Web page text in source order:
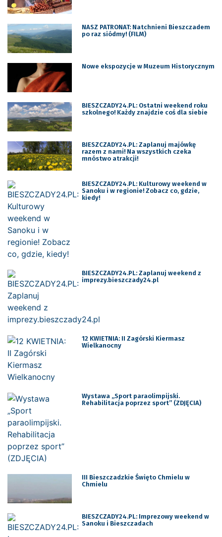
NASZ PATRONAT: Natchnieni Bieszczadem
po raz siódmy! (FILM)
Nowe ekspozycje w Muzeum Historycznym
BIESZCZADY24.PL: Ostatni weekend roku
szkolnego! Każdy znajdzie coś dla siebie
BIESZCZADY24.PL: Zaplanuj majówkę
razem z nami! Na wszystkich czeka
mnóstwo atrakcji!
BIESZCZADY24.PL: Kulturowy weekend w
Sanoku i w regionie! Zobacz co, gdzie,
kiedy!
BIESZCZADY24.PL: Zaplanuj weekend z
imprezy.bieszczady24.pl
12 KWIETNIA: II Zagórski Kiermasz
Wielkanocny
Wystawa „Sport paraolimpijski.
Rehabilitacja poprzez sport” (ZDJĘCIA)
III Bieszczadzkie Święto Chmielu w
Chmielu
BIESZCZADY24.PL: Imprezowy weekend w
Sanoku i Bieszczadach